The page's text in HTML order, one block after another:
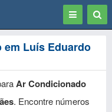
Toggle
em Luís Eduardo
Ar Condicionado
. Encontre números